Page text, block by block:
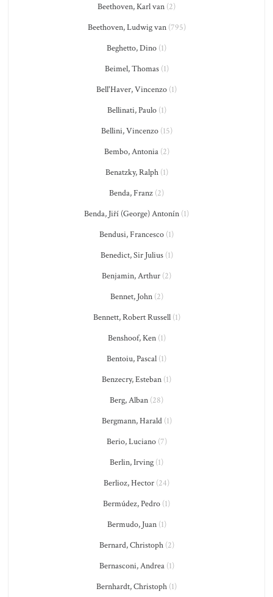
Beethoven, Karl van (2)
Beethoven, Ludwig van(795)
Beghetto, Dino (1)
Beimel, Thomas(1)
Bell'Haver, Vincenzo (1)
Bellinati, Paulo(1)
Bellini, Vincenzo(15)
Bembo, Antonia(2)
Benatzky, Ralph(1)
Benda, Franz (2)
Benda, Jiří (George) Antonín (1)
Bendusi, Francesco (1)
Benedict, Sir Julius(1)
Benjamin, Arthur (2)
Bennet, John(2)
Bennett, Robert Russell(1)
Benshoof, Ken(1)
Bentoiu, Pascal (1)
Benzecry, Esteban (1)
Berg, Alban (28)
Bergmann, Harald(1)
Berio, Luciano(7)
Berlin, Irving (1)
Berlioz, Hector (24)
Bermúdez, Pedro (1)
Bermudo, Juan(1)
Bernard, Christoph(2)
Bernasconi, Andrea(1)
Bernhardt, Christoph (1)